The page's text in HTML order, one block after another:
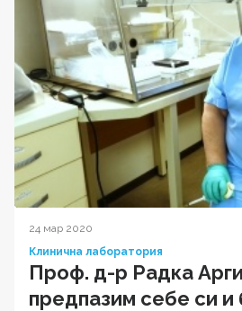
24 мар 2020
Клинична лаборатория
Проф. д-р Радка
предпазим себе си и